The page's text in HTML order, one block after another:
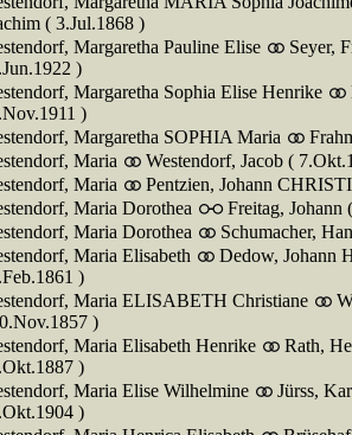
( 3.Jul.1868 )
Margaretha Pauline Elise
Seyer,
)
Margaretha Sophia Elise Henrike
)
Margaretha SOPHIA Maria
Maria
Westendorf, Jacob (
Maria
Pentzien, Johann
Maria Dorothea
Freitag, Johann
Maria Dorothea
Schumacher,
Maria Elisabeth
Dedow, Johann
)
Maria ELISABETH Christiane
)
Maria Elisabeth Henrike
Rath,
)
Maria Elise Wilhelmine
Jürss,
)